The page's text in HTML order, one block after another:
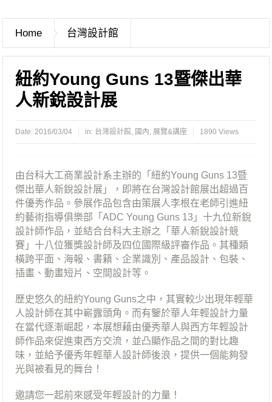
Home 台灣設計館
紐約Young Guns 13暨傑出華
人新銳設計展
Date:2016/03/04 in: 台灣設計館, 國內, 展覽&講座 1890 Views
由台科大工商業設計系主辦的「紐約Young Guns 13暨
傑出華人新銳設計展」，即將在台灣設計館展出超過百
件優秀作品。參展作品包含由策展人李根在老師引進紐
約藝術指導俱樂部「ADC Young Guns 13」十九位新銳
設計師作品，並結合台科大主辦之「華人新銳設計競
賽」十八位獲獎設計師及四位國際級評審作品。其種類
橫跨平面、海報、書籍、企業識別、產品設計、包裝、
插畫、動畫短片、空間設計等。
歷史悠久的紐約Young Guns之中，其實較少出現年輕華
人設計師在其中嶄露頭角。而有鑒於華人年輕設計力量
在當代逐漸崛起，本展想藉由優秀華人與西方年輕設計
師作品來促進東西方交流，並凸顯作品之間的對比趣
味，並給予優秀年輕華人設計師後浪，提供一個能夠發
光與被看見的舞台！
邀請您一起前來感受年輕設計的力量！